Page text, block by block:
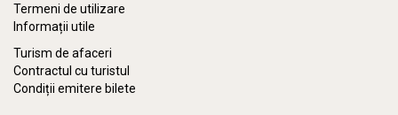
Termeni de utilizare
Informații utile
Turism de afaceri
Contractul cu turistul
Condiții emitere bilete